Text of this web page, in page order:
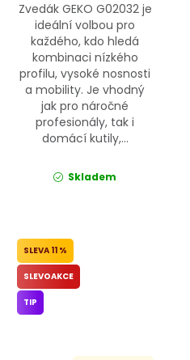
Zvedák GEKO G02032 je
ideální volbou pro
každého, kdo hledá
kombinaci nízkého
profilu, vysoké nosnosti
a mobility. Je vhodný
jak pro náročné
profesionály, tak i
domácí kutily,...
Skladem
11 %
SLEVOAKCE
TIP